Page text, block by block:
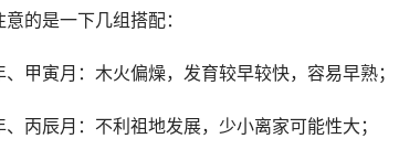
的是一下几组搭配：
、甲寅月：木火偏燥，发育较早较快，容易早熟；
、丙辰月：不利祖地发展，少小离家可能性大；